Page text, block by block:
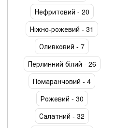
Нефритовий - 20
Ніжно-рожевий - 31
Оливковий - 7
Перлинний білий - 26
Помаранчовий - 4
Рожевий - 30
Салатний - 32